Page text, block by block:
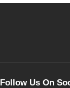
Follow Us On